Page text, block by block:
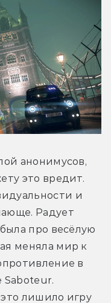
анонимусов,
это вредит.
и
Радует
про весёлую
меняла мир к
в
Saboteur.
лишило игру